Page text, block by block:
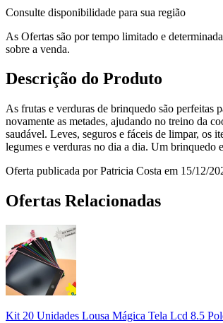
Consulte disponibilidade para sua região
As Ofertas são por tempo limitado e
sobre a venda.
Descrição do Produto
As frutas e verduras de brinquedo são perfeitas
novamente as metades, ajudando no treino da
saudável. Leves, seguros e fáceis de limpar, os
legumes e verduras no dia a dia. Um brinquedo
Oferta publicada por Patricia Costa em 15/12/
Ofertas Relacionadas
Kit 20 Unidades Lousa Mágica Tela Lcd 8.5